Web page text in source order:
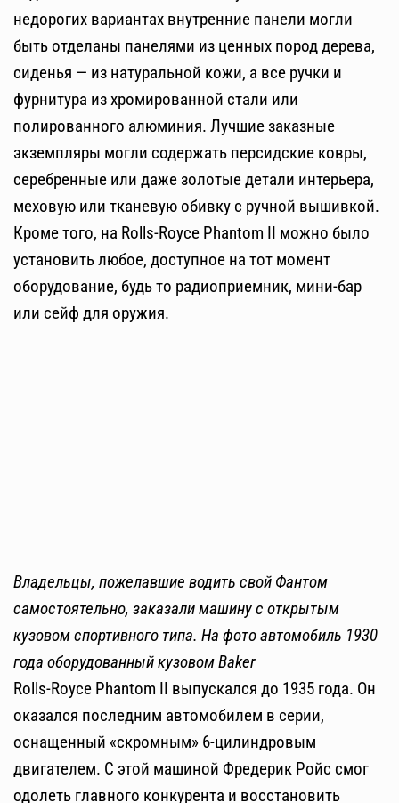
недорогих вариантах внутренние панели могли
быть отделаны панелями из ценных пород дерева,
сиденья — из натуральной кожи, а все ручки и
фурнитура из хромированной стали или
полированного алюминия. Лучшие заказные
экземпляры могли содержать персидские ковры,
серебренные или даже золотые детали интерьера,
меховую или тканевую обивку с ручной вышивкой.
Кроме того, на Rolls-Royce Phantom II можно было
установить любое, доступное на тот момент
оборудование, будь то радиоприемник, мини-бар
или сейф для оружия.
Владельцы, пожелавшие водить свой Фантом
самостоятельно, заказали машину с открытым
кузовом спортивного типа. На фото автомобиль 1930
года оборудованный кузовом Baker
Rolls-Royce Phantom II выпускался до 1935 года. Он
оказался последним автомобилем в серии,
оснащенный «скромным» 6-цилиндровым
двигателем. С этой машиной Фредерик Ройс смог
одолеть главного конкурента и восстановить